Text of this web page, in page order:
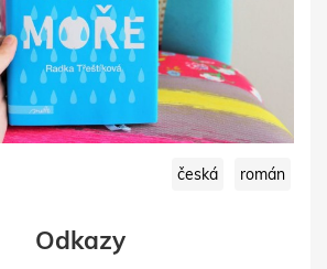
česká román
Odkazy